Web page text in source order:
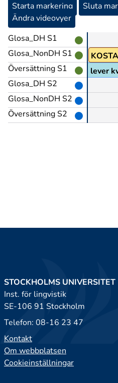
Starta markering Sluta
Ändra videovyer
Glosa_DH S1
Glosa_NonDH S1
Översättning S1
Glosa_DH S2
Glosa_NonDH S2
Översättning S2
KOSTA
via internet men dom lever
STOCKHOLMS UNIVERSITET
Inst. för lingvistik
SE-106 91 Stockholm
Telefon: 08-16 23 47
Kontakt
Om webbplatsen
Cookieinställningar